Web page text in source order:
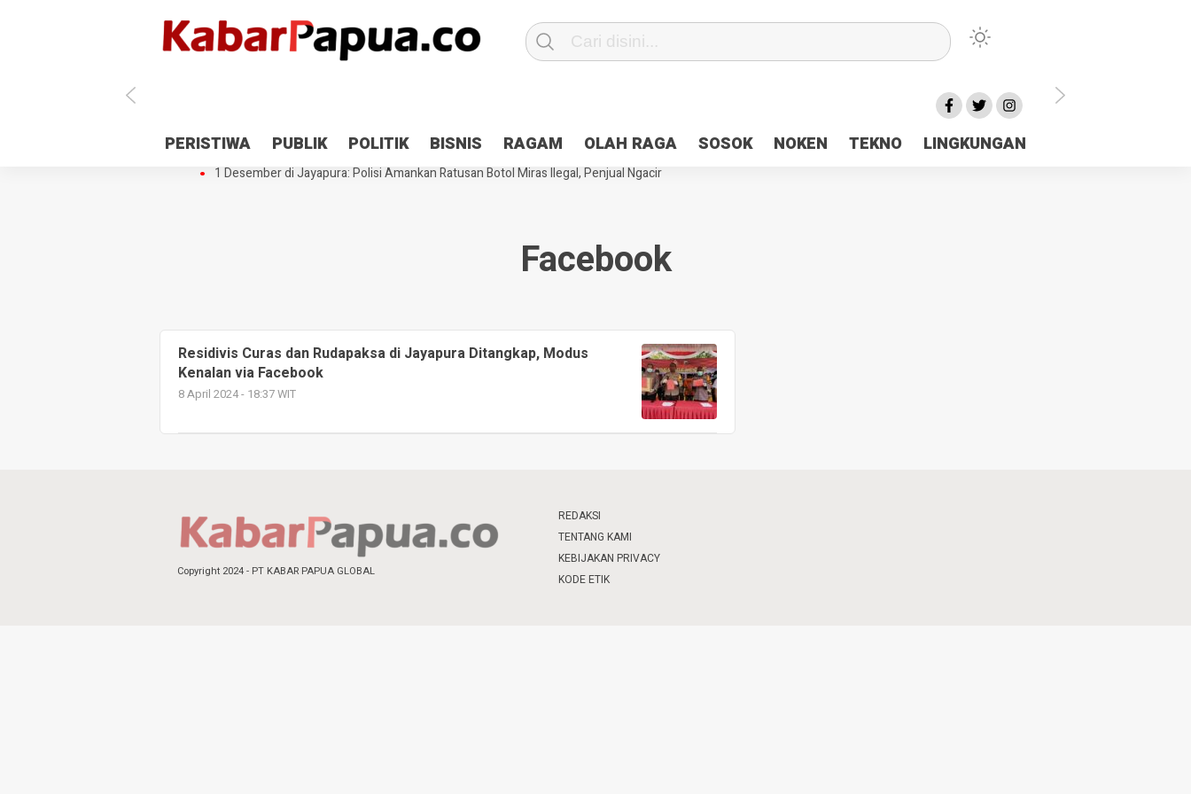
PERISTIWA PUBLIK POLITIK BISNIS RAGAM OLAH RAGA SOSOK NOKEN TEKNO LINGKUNGAN
Antisipasi 1 Desember, TNI Polri Patroli 2×24 jam di Kota Jayapura
Pesan Sejuk Polri di Deklarasi Pemilu Ceria Tanah Papua
Gedung Perpustakaan SMPN 5 Sentani Terbakar
Hibah Pilkada Jayapura Cair 10 Persen, Deposit Kas Daerah Rp23 Miliar Disorot
1 Desember di Jayapura: Polisi Amankan Ratusan Botol Miras Ilegal, Penjual Ngacir
Facebook
Residivis Curas dan Rudapaksa di Jayapura Ditangkap, Modus
Kenalan via Facebook
8 April 2024 - 18:37 WIT
Copyright 2024 - PT KABAR PAPUA GLOBAL
REDAKSI
TENTANG KAMI
KEBIJAKAN PRIVACY
KODE ETIK